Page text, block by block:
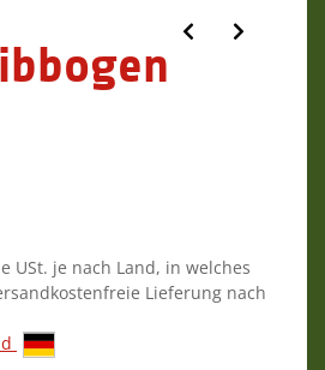
USt. je nach Land, in welches
Lieferung nach